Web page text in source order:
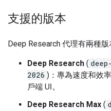
支援的版本
Deep Research 代理有兩種版
Deep Research (
2026 )：專為速度和效
戶端 UI。
Deep Research Max (